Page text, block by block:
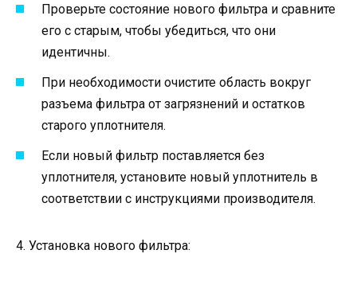
Проверьте состояние нового фильтра и сравните
его с старым, чтобы убедиться, что они
идентичны.
При необходимости очистите область вокруг
разъема фильтра от загрязнений и остатков
старого уплотнителя.
Если новый фильтр поставляется без
уплотнителя, установите новый уплотнитель в
соответствии с инструкциями производителя.
4. Установка нового фильтра: